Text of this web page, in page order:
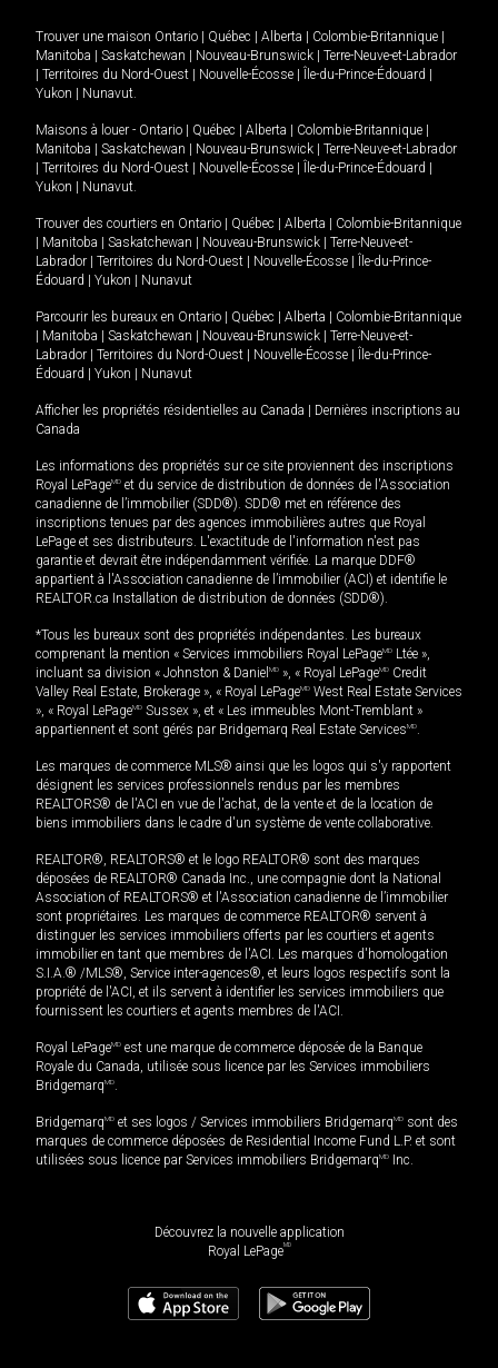
Trouver une maison Ontario Québec Alberta Colombie-Britannique
Manitoba
Saskatchewan Nouveau-Brunswick
Terre-Neuve-et-Labrador
Territoires du Nord-Ouest Nouvelle-Écosse Île-du-Prince-Édouard
Yukon
Nunavut.
Maisons à louer - Ontario Québec Alberta Colombie-Britannique
Manitoba
Saskatchewan Nouveau-Brunswick
Terre-Neuve-et-Labrador
Territoires du Nord-Ouest Nouvelle-Écosse Île-du-Prince-Édouard
Yukon
Nunavut.
Trouver des courtiers en Ontario Québec Alberta
Colombie-Britannique
Manitoba Saskatchewan Nouveau-Brunswick
Terre-Neuve-et-
Labrador
Territoires du Nord-Ouest Nouvelle-Écosse
Île-du-Prince-
Édouard
Yukon Nunavut
Parcourir les bureaux en Ontario Québec Alberta
Colombie-Britannique
Manitoba Saskatchewan Nouveau-Brunswick
Terre-Neuve-et-
Labrador
Territoires du Nord-Ouest Nouvelle-Écosse
Île-du-Prince-
Édouard
Yukon Nunavut
Afficher les propriétés résidentielles au Canada
Dernières inscriptions au
Canada
Les informations des propriétés sur ce site proviennent des inscriptions
Royal LePageMD et du service de distribution de données de l'Association
canadienne de l’immobilier (SDD®). SDD® met en référence des
inscriptions tenues par des agences immobilières autres que Royal
LePage et ses distributeurs. L'exactitude de l'information n'est pas
garantie et devrait être indépendamment vérifiée. La marque DDF®
appartient à l'Association canadienne de l’immobilier (ACI) et identifie le
REALTOR.ca Installation de distribution de données (SDD®).
*Tous les bureaux sont des propriétés indépendantes. Les bureaux
comprenant la mention « Services immobiliers Royal LePageMD Ltée »,
incluant sa division « Johnston & Daniel MD », « Royal LePageMD Credit
Valley Real Estate, Brokerage », « Royal LePageMD West Real Estate Services
», « Royal LePageMD Sussex », et « Les immeubles Mont-Tremblant »
appartiennent et sont gérés par Bridgemarq Real Estate ServicesMD.
Les marques de commerce MLS® ainsi que les logos qui s'y rapportent
désignent les services professionnels rendus par les membres
REALTORS® de l'ACI en vue de l'achat, de la vente et de la location de
biens immobiliers dans le cadre d'un système de vente collaborative.
REALTOR®, REALTORS® et le logo REALTOR® sont des marques
déposées de REALTOR® Canada Inc., une compagnie dont la National
Association of REALTORS® et l'Association canadienne de l’immobilier
sont propriétaires. Les marques de commerce REALTOR® servent à
distinguer les services immobiliers offerts par les courtiers et agents
immobilier en tant que membres de l'ACI. Les marques d'homologation
S.I.A.® /MLS®, Service inter-agences®, et leurs logos respectifs sont la
propriété de l'ACI, et ils servent à identifier les services immobiliers que
fournissent les courtiers et agents membres de l'ACI.
Royal LePageMD est une marque de commerce déposée de la Banque
Royale du Canada, utilisée sous licence par les Services immobiliers
BridgemarqMD.
BridgemarqMD et ses logos / Services immobiliers BridgemarqMD sont des
marques de commerce déposées de Residential Income Fund L.P. et sont
utilisées sous licence par Services immobiliers BridgemarqMD Inc.
Découvrez la nouvelle application
Royal LePageMD